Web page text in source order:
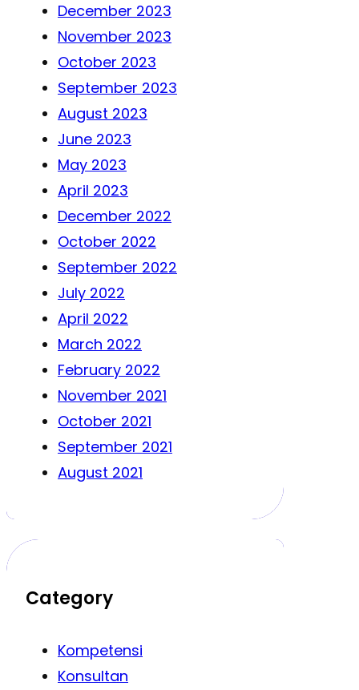
December 2023
November 2023
October 2023
September 2023
August 2023
June 2023
May 2023
April 2023
December 2022
October 2022
September 2022
July 2022
April 2022
March 2022
February 2022
November 2021
October 2021
September 2021
August 2021
Category
Kompetensi
Konsultan